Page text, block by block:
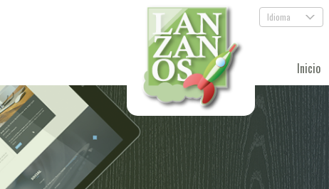
Idioma .
Inicio